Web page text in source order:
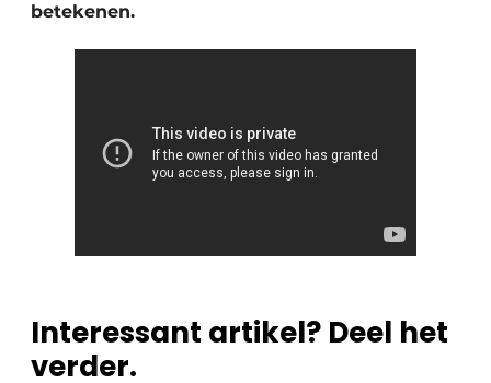
betekenen.
Interessant artikel? Deel het
verder.